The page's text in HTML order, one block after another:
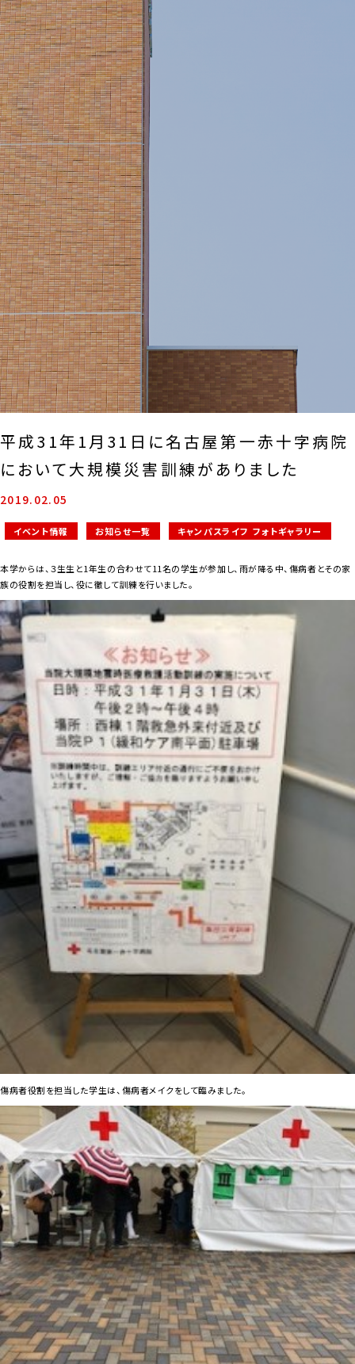
平成31年1月31日に名古屋第一赤十字病院
において大規模災害訓練がありました
2019.02.05
イベント情報 お知らせ一覧 キャンパスライフ フォトギャラリー
本学からは、３生生と1年生の合わせて11名の学生が参加し、雨が降る中、傷病者とその家
族の役割を担当し、役に徹して訓練を行いました。
傷病者役割を担当した学生は、傷病者メイクをして臨みました。